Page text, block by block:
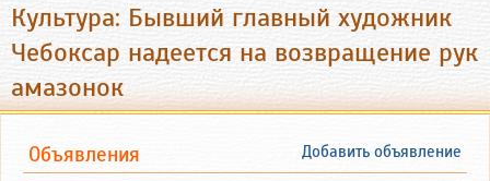
Культура: Бывший главный художник
Чебоксар надеется на возвращение рук
амазонок
Добавить объявление
Объявления